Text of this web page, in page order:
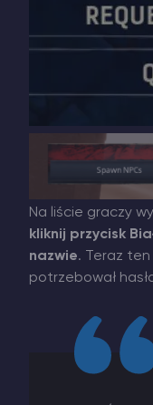
Na liście graczy
kliknij przycisk
nazwie. Teraz
potrzebował